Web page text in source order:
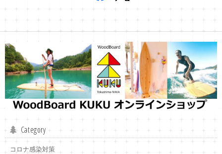
Category
コロナ感染対策